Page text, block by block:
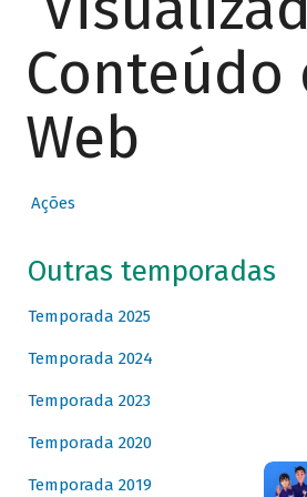
Conteúdo
Web
Ações
Outras temporadas
Temporada 2025
Temporada 2024
Temporada 2023
Temporada 2020
Temporada 2019